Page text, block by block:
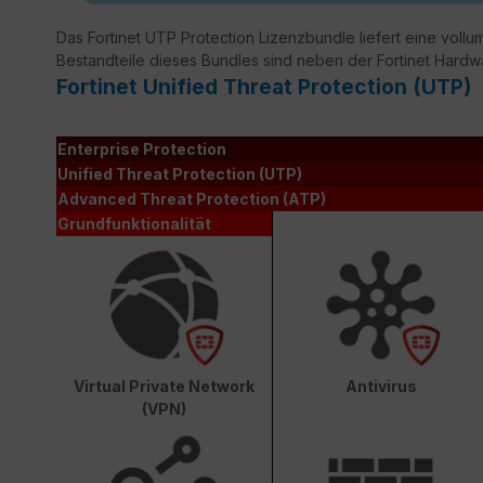
Das Fortinet UTP Protection Lizenzbundle liefert eine
Bestandteile dieses Bundles sind neben der Fortinet
Fortinet Unified Threat Protection (UTP)
Enterprise Protection
Unified Threat Protection (UTP)
Advanced Threat Protection (ATP)
Grundfunktionalität
Virtual Private Network
(VPN)
Antivirus